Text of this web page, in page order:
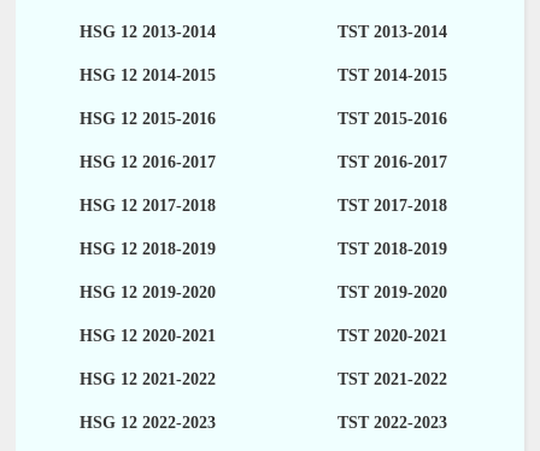
HSG 12 2013-2014 TST 2013-2014
HSG 12 2014-2015 TST 2014-2015
HSG 12 2015-2016 TST 2015-2016
HSG 12 2016-2017 TST 2016-2017
HSG 12 2017-2018 TST 2017-2018
HSG 12 2018-2019 TST 2018-2019
HSG 12 2019-2020 TST 2019-2020
HSG 12 2020-2021 TST 2020-2021
HSG 12 2021-2022 TST 2021-2022
HSG 12 2022-2023 TST 2022-2023